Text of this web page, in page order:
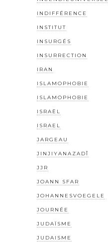
INDIFFÉRENCE
INSTITUT
INSURGÉS
INSURRECTION
IRAN
ISLAMOPHOBIE
ISLAMOPHOBIE
ISRAËL
ISRAEL
JARGEAU
JINJIYANAZADÎ
JJR
JOANN SFAR
JOHANNESVOEGELE
JOURNÉE
JUDAÏSME
JUDAISME